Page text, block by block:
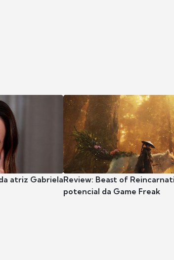
atriz GabrielaReview: Beast of
potencial da Game Freak